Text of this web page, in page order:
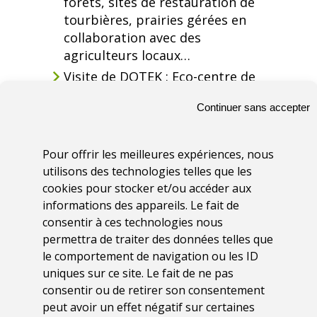
Pour offrir les meilleures expériences, nous
utilisons des technologies telles que les
cookies pour stocker et/ou accéder aux
informations des appareils. Le fait de
consentir à ces technologies nous
permettra de traiter des données telles que
le comportement de navigation ou les ID
uniques sur ce site. Le fait de ne pas
consentir ou de retirer son consentement
peut avoir un effet négatif sur certaines
Continuer sans accepter
tourbières, prairies gérées en
collaboration avec des
agriculteurs locaux…
Visite de DOTEK : Eco-centre de
du patrimoine naturel et
Maršov), ainsi que du Museum
du Parc national (Vrchlabí)
Ce fut donc une semaine très intense,
riche en échanges techniques et en
bonne humeur, couronnée par l’un des
trésors écologiques de la région de
Krkonoše : latoundra arctico-alpine
effet, les reliques de l’histoire géologique
des Monts des Géants ont laissé cet